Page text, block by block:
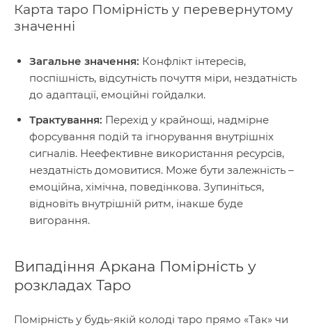
Карта таро Помірність у перевернутому
значенні
Загальне значення: Конфлікт інтересів,
поспішність, відсутність почуття міри, нездатність
до адаптації, емоційні гойдалки.
Трактування: Перехід у крайнощі, надмірне
форсування подій та ігнорування внутрішніх
сигналів. Неефективне використання ресурсів,
нездатність домовитися. Може бути залежність –
емоційна, хімічна, поведінкова. Зупиніться,
відновіть внутрішній ритм, інакше буде
вигорання.
Випадіння Аркана Помірність у
розкладах Таро
Помірність у будь-якій колоді таро прямо «Так» чи